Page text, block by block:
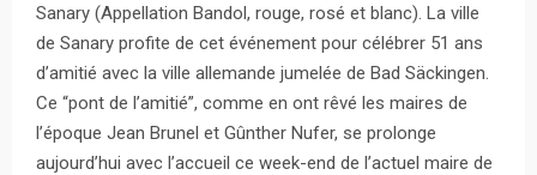
Sanary (Appellation Bandol, rouge, rosé et blanc). La ville
de Sanary profite de cet événement pour célébrer 51 ans
d’amitié avec la ville allemande jumelée de Bad Säckingen.
Ce “pont de l’amitié”, comme en ont rêvé les maires de
l’époque Jean Brunel et Gûnther Nufer, se prolonge
aujourd’hui avec l’accueil ce week-end de l’actuel maire de